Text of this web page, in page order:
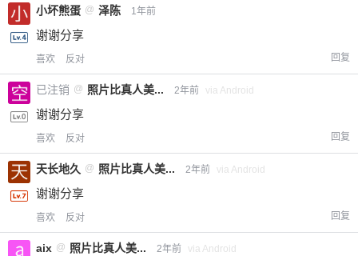
小坏熊蛋 @ 泽陈 1年前
谢谢分享
喜欢 反对 回复
已注销 @ 照片比真人美... 2年前 via Android
谢谢分享
喜欢 反对 回复
天长地久 @ 照片比真人美... 2年前 via Android
谢谢分享
喜欢 反对 回复
aix @ 照片比真人美... 2年前 via Android